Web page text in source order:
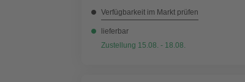
Verfügbarkeit im Markt prüfen
lieferbar
Zustellung 15.08. - 18.08.